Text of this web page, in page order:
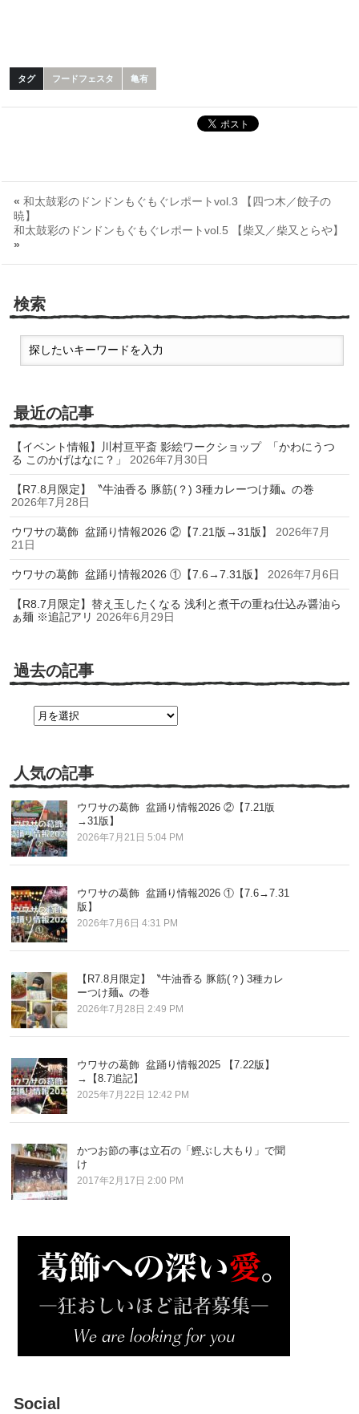
タグ フードフェスタ 亀有
« 和太鼓彩のドンドンもぐもぐレポートvol.3 【四つ木／餃子の
暁】
和太鼓彩のドンドンもぐもぐレポートvol.5 【柴又／柴又とらや】
»
検索
最近の記事
【イベント情報】川村亘平斎 影絵ワークショップ 「かわにうつ
る このかげはなに？」
2026年7月30日
【R7.8月限定】〝牛油香る 豚筋(？) 3種カレーつけ麺〟の巻
2026年7月28日
ウワサの葛飾 盆踊り情報2026 ②【7.21版→31版】
2026年7月
21日
ウワサの葛飾 盆踊り情報2026 ①【7.6→7.31版】 2026年7月6日
【R8.7月限定】替え玉したくなる 浅利と煮干の重ね仕込み醤油ら
ぁ麺 ※追記アリ 2026年6月29日
過去の記事
人気の記事
ウワサの葛飾 盆踊り情報2026 ②【7.21版
→31版】
2026年7月21日 5:04 PM
ウワサの葛飾 盆踊り情報2026 ①【7.6→7.31
版】
2026年7月6日 4:31 PM
【R7.8月限定】〝牛油香る 豚筋(？) 3種カレ
ーつけ麺〟の巻
2026年7月28日 2:49 PM
ウワサの葛飾 盆踊り情報2025 【7.22版】
→【8.7追記】
2025年7月22日 12:42 PM
かつお節の事は立石の「鰹ぶし大もり」で聞
け
2017年2月17日 2:00 PM
Social